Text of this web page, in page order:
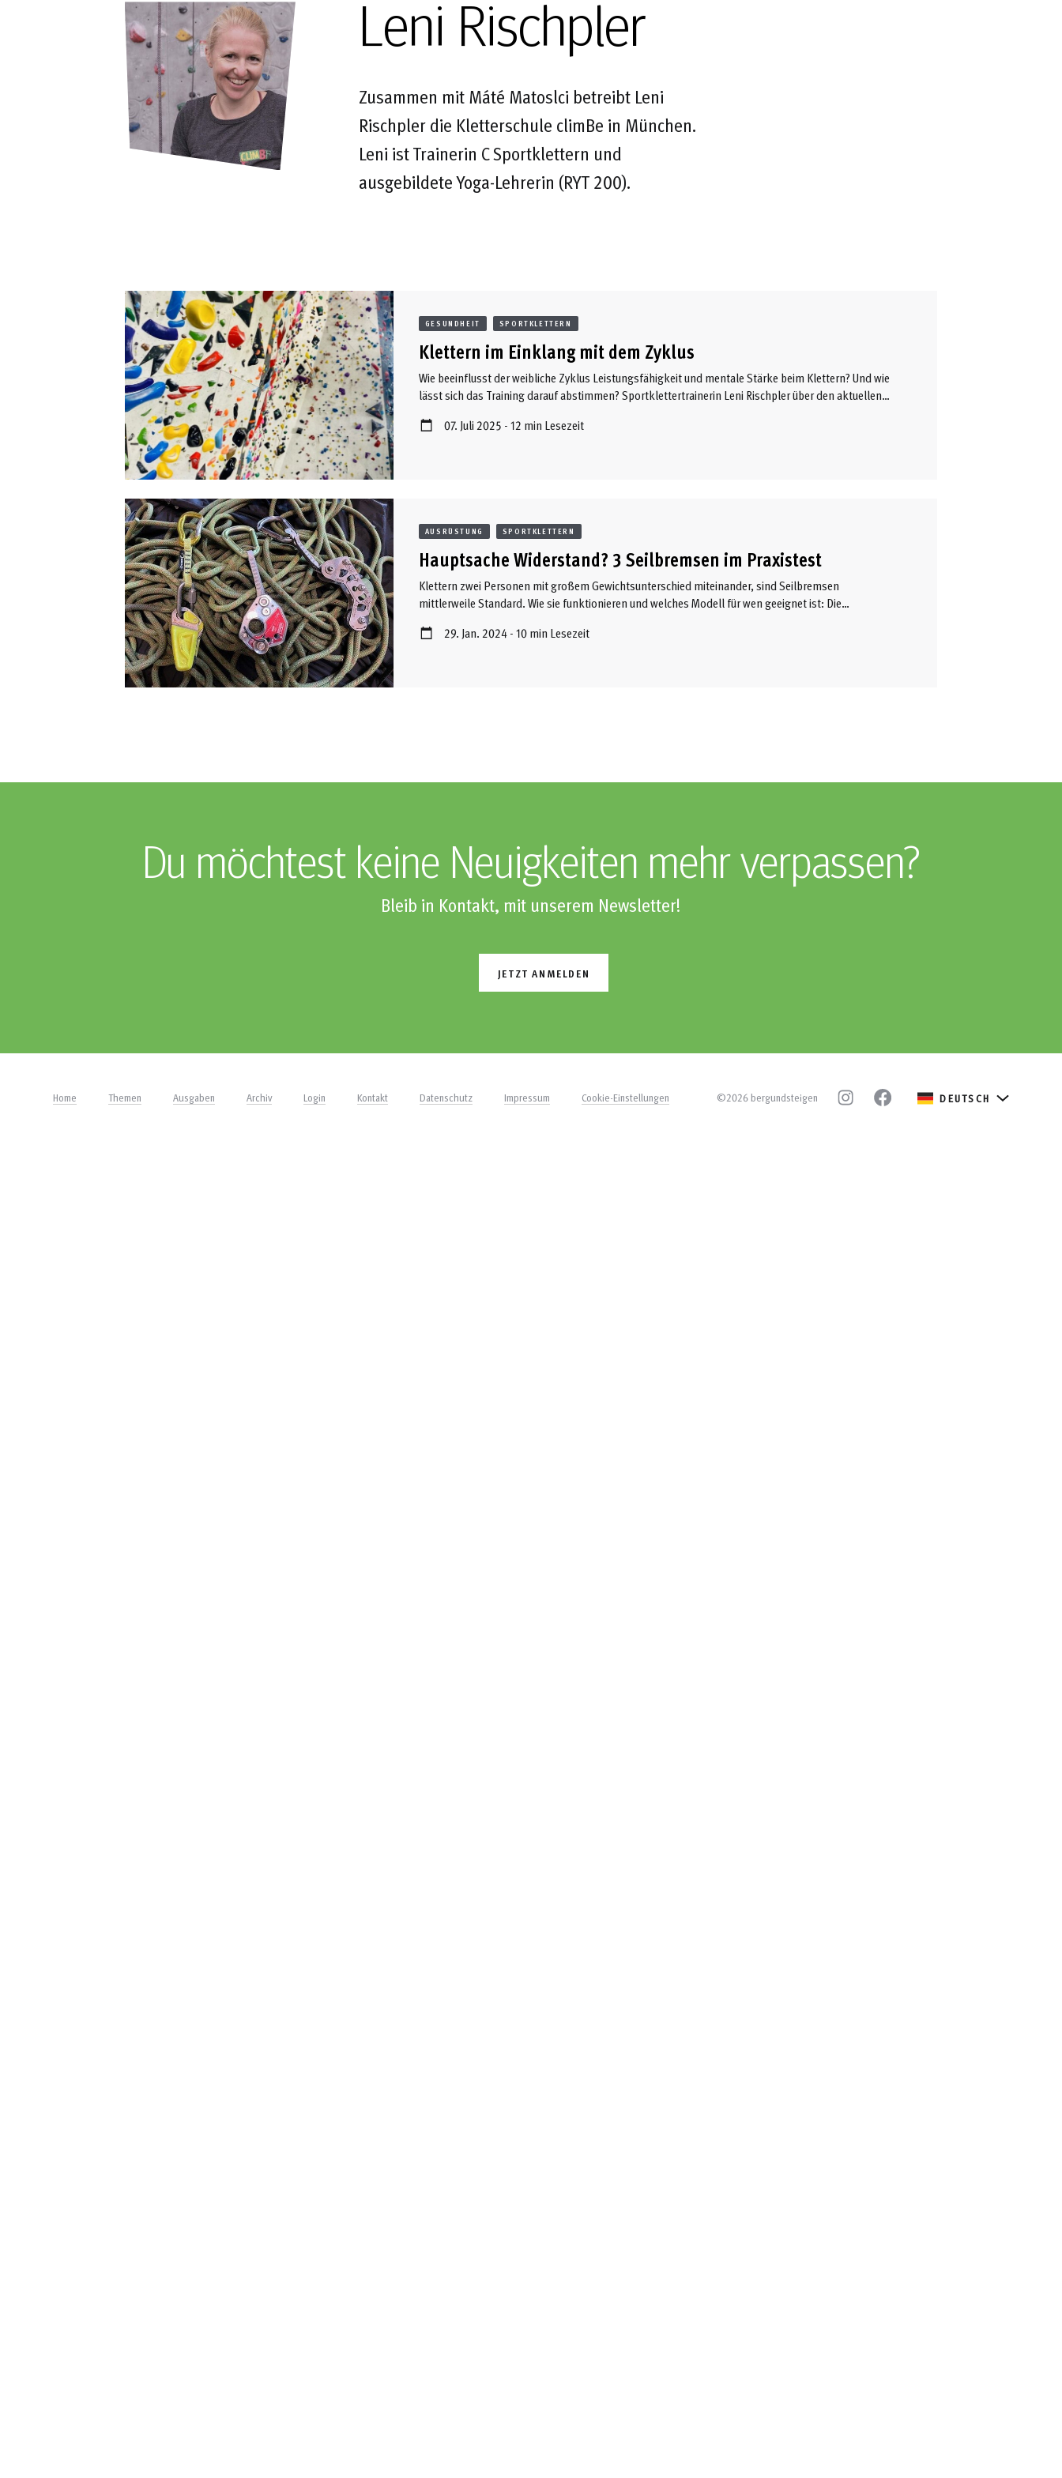
Leni Rischpler
Zusammen mit Máté Matoslci betreibt Leni
Rischpler die Kletterschule climBe in München.
Leni ist Trainerin C Sportklettern und
ausgebildete Yoga-Lehrerin (RYT 200).
GESUNDHEIT SPORTKLETTERN
Klettern im Einklang mit dem Zyklus
Wie beeinflusst der weibliche Zyklus Leistungsfähigkeit und mentale Stärke beim Klettern? Und wie
lässt sich das Training darauf abstimmen? Sportklettertrainerin Leni Rischpler über den aktuellen
07. Juli 2025 - 12 min Lesezeit
AUSRÜSTUNG SPORTKLETTERN
Hauptsache Widerstand? 3 Seilbremsen im Praxistest
Klettern zwei Personen mit großem Gewichtsunterschied miteinander, sind Seilbremsen
mittlerweile Standard. Wie sie funktionieren und welches Modell für wen geeignet ist: Die
29. Jan. 2024 - 10 min Lesezeit
Du möchtest keine Neuigkeiten mehr verpassen?
Bleib in Kontakt, mit unserem Newsletter!
JETZT ANMELDEN
Home Themen Ausgaben Archiv Login Kontakt Datenschutz Impressum Cookie-Einstellungen ©2026 bergundsteigen DEUTSCH